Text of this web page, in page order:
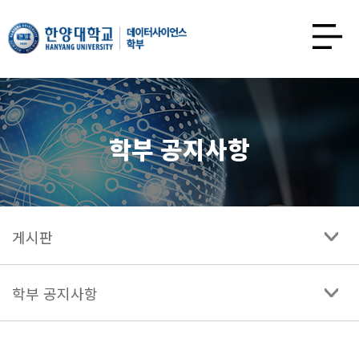
한양대학교
데이터사이언스학과
열기
학부 공지사항
게시판
학부 공지사항